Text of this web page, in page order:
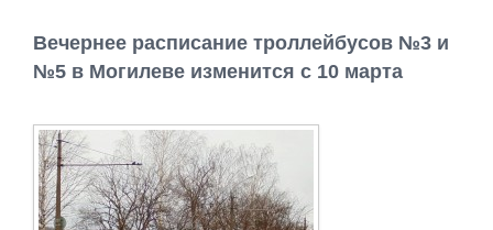
Работа
Афиша
Объявления
Вечернее расписание троллейбусов №3 и
№5 в Могилеве изменится с 10 марта